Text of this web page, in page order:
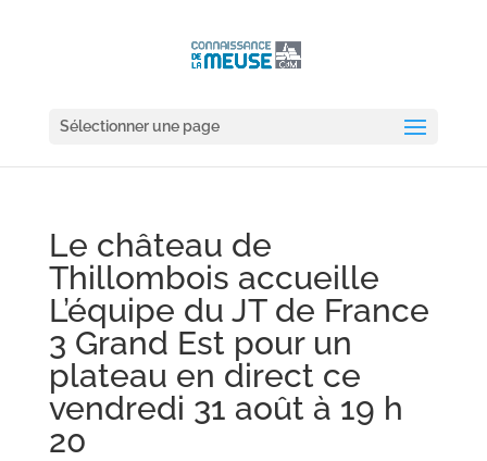
Sélectionner une page
Le château de
Thillombois accueille
L’équipe du JT de France
3 Grand Est pour un
plateau en direct ce
vendredi 31 août à 19 h
20